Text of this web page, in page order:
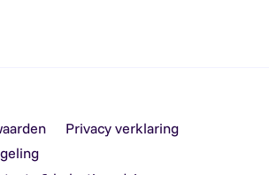
Privacy verklaring